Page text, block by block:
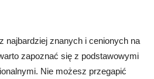
najbardziej znanych i cenionych na
zapoznać się z podstawowymi
Nie możesz przegapić